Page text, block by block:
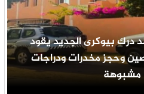
درك بيوكرى الجديد يقود
وحجز مخدرات ودراجات
مشبوهة